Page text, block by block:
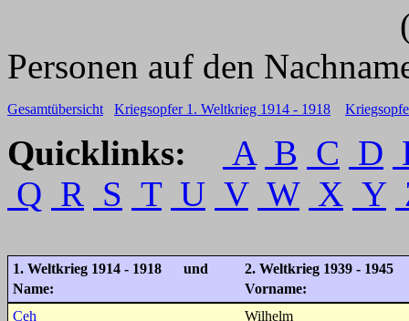
(Für weitere
Personen auf den
Gesamtübersicht Kriegsopfer 1. Weltkrieg 1914 - 1918
Quicklinks: A B C D
Q R S T U V W X Y
1. Weltkrieg 1914 - 1918 und
2. Weltkrieg 1939 - 1945
Name:
Vorname:
Ceh
Wilhelm